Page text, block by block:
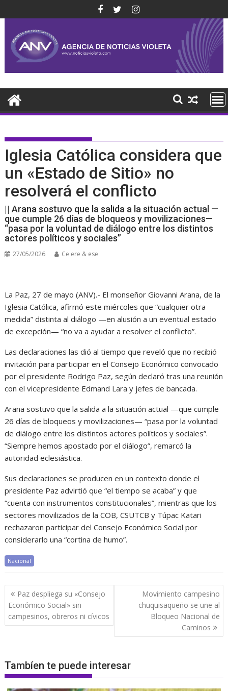
al
contenido
Iglesia Católica considera que
un «Estado de Sitio» no
resolverá el conflicto
|| Arana sostuvo que la salida a la situación actual —
que cumple 26 días de bloqueos y movilizaciones—
“pasa por la voluntad de diálogo entre los distintos
actores políticos y sociales”
27/05/2026 Ce ere & ese
La Paz, 27 de mayo (ANV).- El monseñor Giovanni Arana, de la
Iglesia Católica, afirmó este miércoles que “cualquier otra
medida” distinta al diálogo —en alusión a un eventual estado
de excepción— “no va a ayudar a resolver el conflicto”.
Las declaraciones las dió al tiempo que reveló que no recibió
invitación para participar en el Consejo Económico convocado
por el presidente Rodrigo Paz, según declaró tras una reunión
con el vicepresidente Edmand Lara y jefes de bancada.
Arana sostuvo que la salida a la situación actual —que cumple
26 días de bloqueos y movilizaciones— “pasa por la voluntad
de diálogo entre los distintos actores políticos y sociales”.
“Siempre hemos apostado por el diálogo”, remarcó la
autoridad eclesiástica.
Sus declaraciones se producen en un contexto donde el
presidente Paz advirtió que “el tiempo se acaba” y que
“cuenta con instrumentos constitucionales”, mientras que los
sectores movilizados de la COB, CSUTCB y Túpac Katari
rechazaron participar del Consejo Económico Social por
considerarlo una “cortina de humo”.
Nacional
Navegación
de
entradas
Paz despliega su «Consejo
Económico Social» sin
campesinos, obreros ni cívicos
Movimiento campesino
chuquisaqueño se une al
Bloqueo Nacional de
Caminos
Tambíen te puede interesar